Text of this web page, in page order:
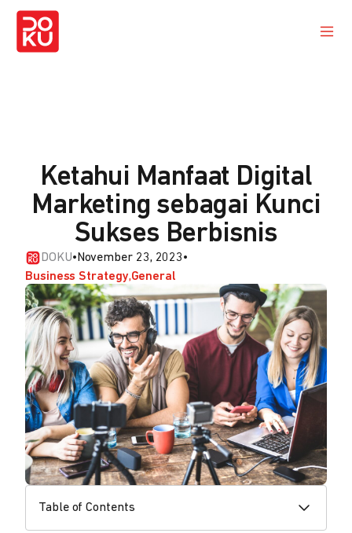
Ketahui Manfaat Digital
Marketing sebagai Kunci
Sukses Berbisnis
DOKU• November 23, 2023•
Business Strategy General
Table of Contents